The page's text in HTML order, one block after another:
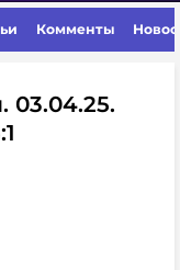
Комменты
03.04.25.